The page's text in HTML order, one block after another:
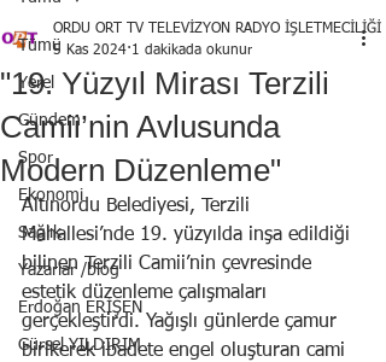
Tümü
Yerel
Gündem
Spor
Ekonomi
Sağlık
Yazarlar /blog
Erdoğan ERİŞEN
Gürsel YILDIRIM
"19. Yüzyıl Mirası Terzili
Camii’nin Avlusunda
Modern Düzenleme"
ORDU ORT TV TELEVİZYON RADYO İŞLETMECİLİĞİ
5 Kas 2024 1 dakikada okunur
Altınordu Belediyesi, Terzili
Mahallesi’nde 19. yüzyılda inşa edildiği
bilinen Terzili Camii’nin çevresinde
estetik düzenleme çalışmaları
gerçekleştirdi. Yağışlı günlerde çamur
birikerek ibadete engel oluşturan cami